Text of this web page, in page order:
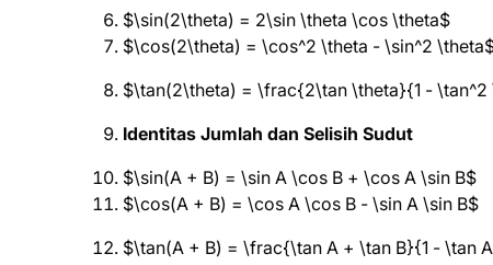
$\sin(2\theta) = 2\sin \theta \cos \theta$
$\cos(2\theta) = \cos^2 \theta - \sin^2
$\tan(2\theta) = \frac{2\tan \theta}{1 - \tan^2
Identitas Jumlah dan Selisih Sudut
$\sin(A + B) = \sin A \cos B + \cos A \sin B$
$\cos(A + B) = \cos A \cos B - \sin A \sin B$
$\tan(A + B) = \frac{\tan A + \tan B}{1 - \tan